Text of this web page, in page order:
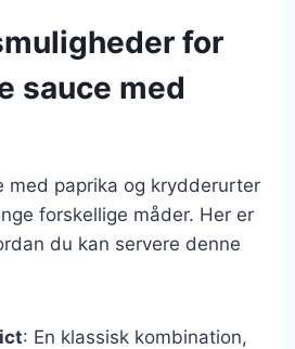
for
sauce med
med paprika og krydderurter
forskellige måder. Her er
du kan servere denne
: En klassisk kombination,